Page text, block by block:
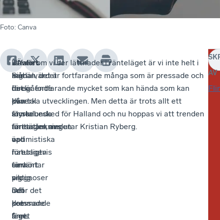
Foto: Canva
Jämfört
med
föregående
kvartal
är
företagen mer
optimistiska
i
sina
prognoser
inför det
kommande
året.
-
Signalvärdet
i
den
första
räntesänkningen
är
naturligtvis
oerhört
viktig.
Det
pressade
läget
Utfallet
kan
dock
bli
annorlunda
än
vad
företagen
förväntar
sig
och
det
finns
- Även om vi ser lättnader i ränteläget är vi inte helt i
mål än, det är fortfarande många som är pressade och
det är fortfarande mycket som kan hända som kan
påverka utvecklingen. Men detta är trots allt ett
styrkebesked för Halland och nu hoppas vi att trenden
fortsätter, avslutar Kristian Ryberg.
AV